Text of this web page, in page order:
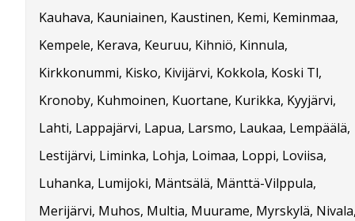
Kauhava, Kauniainen, Kaustinen, Kemi, Keminmaa,
Kempele, Kerava, Keuruu, Kihniö, Kinnula,
Kirkkonummi, Kisko, Kivijärvi, Kokkola, Koski Tl,
Kronoby, Kuhmoinen, Kuortane, Kurikka, Kyyjärvi,
Lahti, Lappajärvi, Lapua, Larsmo, Laukaa, Lempäälä,
Lestijärvi, Liminka, Lohja, Loimaa, Loppi, Loviisa,
Luhanka, Lumijoki, Mäntsälä, Mänttä-Vilppula,
Merijärvi, Muhos, Multia, Muurame, Myrskylä,